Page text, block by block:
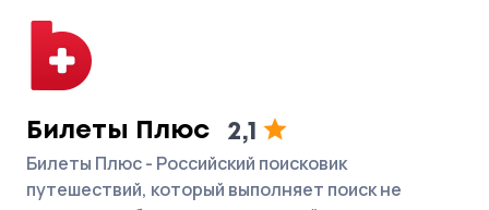
Билеты Плюс 2,1
Билеты Плюс - Российский поисковик
путешествий, который выполняет поиск не